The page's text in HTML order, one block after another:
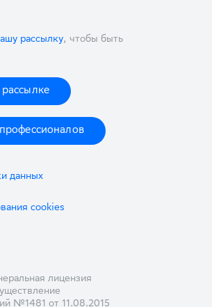
рассылку, чтобы быть
данных
cookies
лицензия
№1481 от 11.08.2015